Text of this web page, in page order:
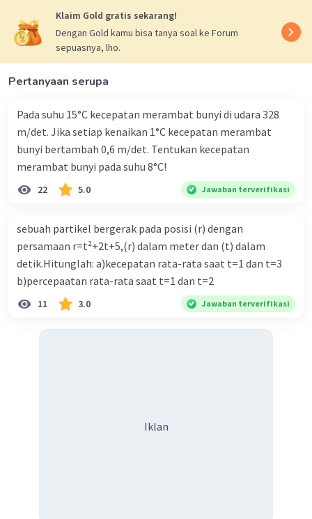
Beri Rating·0.0( 0) Balas
Iklan
Klaim Gold gratis sekarang!
Dengan Gold kamu bisa tanya soal ke Forum
sepuasnya, lho.
Pertanyaan serupa
Pada suhu 15°C kecepatan merambat bunyi di udara 328
m/det. Jika setiap kenaikan 1°C kecepatan merambat
bunyi bertambah 0,6 m/det. Tentukan kecepatan
merambat bunyi pada suhu 8°C!
22 5.0 Jawaban terverifikasi
sebuah partikel bergerak pada posisi (r) dengan
persamaan r=t²+2t+5,(r) dalam meter dan (t) dalam
detik.Hitunglah: a)kecepatan rata-rata saat t=1 dan t=3
b)percepaatan rata-rata saat t=1 dan t=2
11 3.0 Jawaban terverifikasi
Iklan